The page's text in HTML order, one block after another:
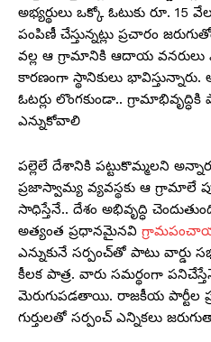
అభ్యర్థులు ఒక్కో ఓటుకు రూ. 15
పంపిణీ చేస్తున్నట్లు ప్రచారం
వల్ల ఆ గ్రామానికి ఆదాయ వనరులు
కారణంగా స్థానికులు
ఓటర్లు లొంగకుండా.. గ్రామాభివృద్ధికి
ఎన్నుకోవాలి
పల్లెలే దేశానికి పట్టుకొమ్మలని
ప్రజాస్వామ్య వ్యవస్థకు ఆ గ్రామాలే
సాధిస్తేనే.. దేశం అభివృద్ధి
అత్యంత ప్రధానమైనవి
ఎన్నుకునే సర్పంచ్‌తో పాటు వార్డు
కీలక పాత్ర. వారు సమర్థంగా
మెరుగుపడతాయి. రాజకీయ పార్టీల
గుర్తులతో సర్పంచ్ ఎన్నికలు